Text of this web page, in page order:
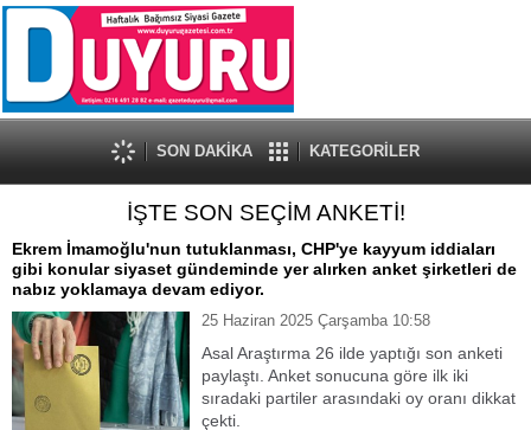
SON DAKİKA KATEGORİLER
İŞTE SON SEÇİM ANKETİ!
Ekrem İmamoğlu'nun tutuklanması, CHP'ye kayyum iddiaları
gibi konular siyaset gündeminde yer alırken anket şirketleri de
nabız yoklamaya devam ediyor.
25 Haziran 2025 Çarşamba 10:58
Asal Araştırma 26 ilde yaptığı son anketi
paylaştı. Anket sonucuna göre ilk iki
sıradaki partiler arasındaki oy oranı dikkat
çekti.